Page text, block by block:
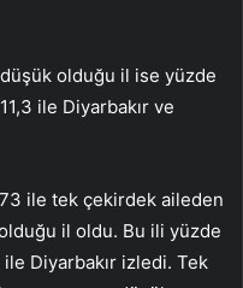
olduğu il ise yüzde
ile Diyarbakır ve
ile tek çekirdek aileden
il oldu. Bu ili yüzde
Diyarbakır izledi. Tek